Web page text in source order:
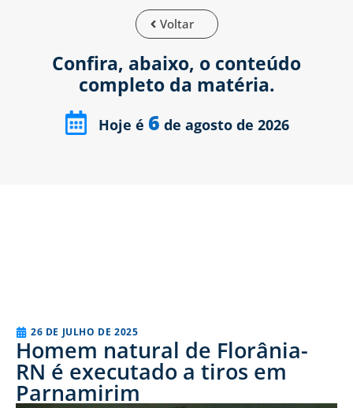
Voltar
Confira, abaixo, o conteúdo
completo da matéria.
Hoje é 6 de agosto de 2026
26 DE JULHO DE 2025
Homem natural de Florânia-
RN é executado a tiros em
Parnamirim